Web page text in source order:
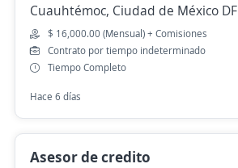
Cuauhtémoc, Ciudad de México DF
$ 16,000.00 (Mensual) + Comisiones
Contrato por tiempo indeterminado
Tiempo Completo
Hace 6 días
Asesor de credito